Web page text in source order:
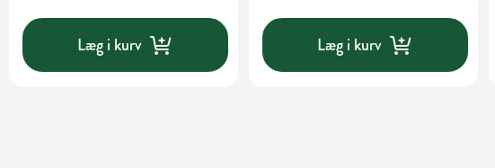
Læg i kurv Læg i kurv